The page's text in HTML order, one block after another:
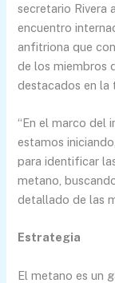
secretario Rivera
encuentro
anfitriona que
de los miembros
destacados en la
“En el marco del
estamos
para identificar
metano,
detallado de las
Estrategia
El metano es un